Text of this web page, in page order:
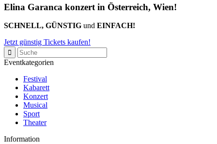
Elina Garanca konzert in Österreich, Wien!
SCHNELL, GÜNSTIG und EINFACH!
Jetzt günstig Tickets kaufen!
Eventkategorien
Festival
Kabarett
Konzert
Musical
Sport
Theater
Information